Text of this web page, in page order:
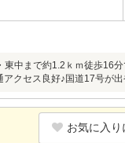
中まで約1.2ｋｍ徒歩16
クセス良好♪国道17号が
お気に入り